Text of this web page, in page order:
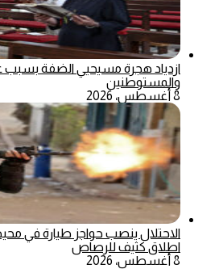
ازدياد هجرة مسيحيي الضفة بسبب
والمستوطنين
8 أغسطس، 2026
الاحتلال ينصب حواجز طيارة في
اطلاق كثيف للرصاص
8 أغسطس، 2026